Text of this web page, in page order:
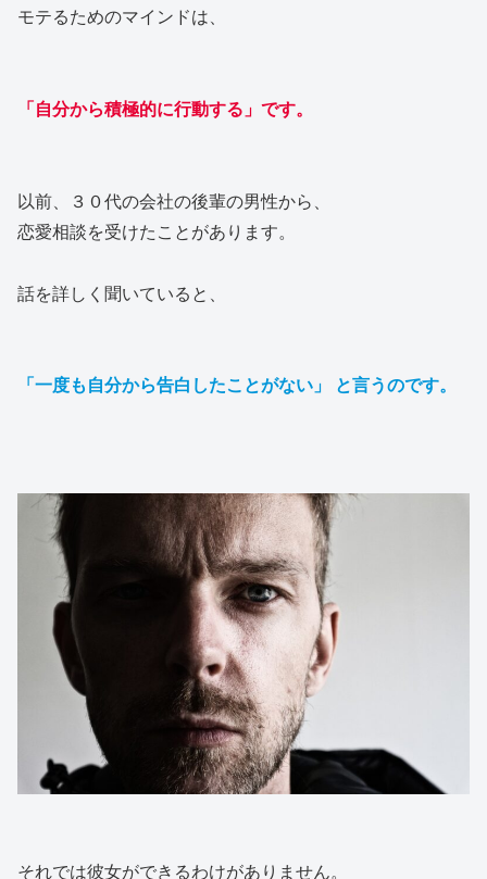
モテるためのマインドは、
「自分から積極的に行動する」です。
以前、３０代の会社の後輩の男性から、
恋愛相談を受けたことがあります。
話を詳しく聞いていると、
「一度も自分から告白したことがない」 と言うのです。
それでは彼女ができるわけがありません。